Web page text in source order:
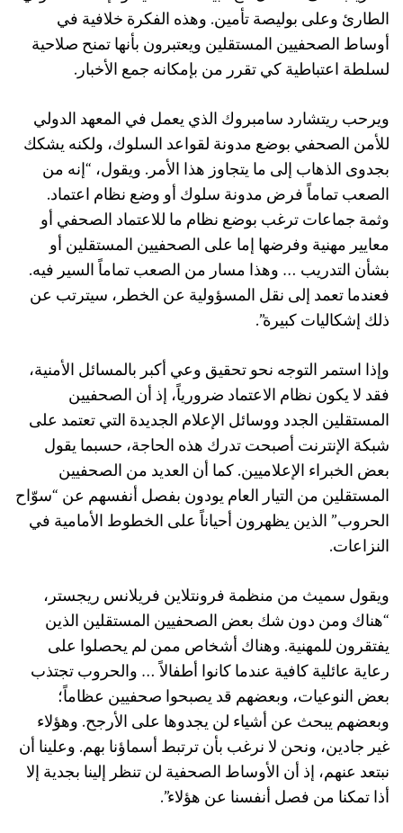
الطارئ وعلى بوليصة تأمين. وهذه الفكرة خلافية في
أوساط الصحفيين المستقلين ويعتبرون بأنها تمنح صلاحية
لسلطة اعتباطية كي تقرر من بإمكانه جمع الأخبار.
ويرحب ريتشارد سامبروك الذي يعمل في المعهد الدولي
للأمن الصحفي بوضع مدونة لقواعد السلوك، ولكنه يشكك
بجدوى الذهاب إلى ما يتجاوز هذا الأمر. ويقول، “إنه من
الصعب تماماً فرض مدونة سلوك أو وضع نظام اعتماد.
وثمة جماعات ترغب بوضع نظام ما للاعتماد الصحفي أو
معايير مهنية وفرضها إما على الصحفيين المستقلين أو
بشأن التدريب … وهذا مسار من الصعب تماماً السير فيه.
فعندما تعمد إلى نقل المسؤولية عن الخطر، سيترتب عن
ذلك إشكاليات كبيرة”.
وإذا استمر التوجه نحو تحقيق وعي أكبر بالمسائل الأمنية،
فقد لا يكون نظام الاعتماد ضرورياً، إذ أن الصحفيين
المستقلين الجدد ووسائل الإعلام الجديدة التي تعتمد على
شبكة الإنترنت أصبحت تدرك هذه الحاجة، حسبما يقول
بعض الخبراء الإعلاميين. كما أن العديد من الصحفيين
المستقلين من التيار العام يودون بفصل أنفسهم عن “سوّاح
الحروب” الذين يظهرون أحياناً على الخطوط الأمامية في
النزاعات.
ويقول سميث من منظمة فرونتلاين فريلانس ريجستر،
“هناك ومن دون شك بعض الصحفيين المستقلين الذين
يفتقرون للمهنية. وهناك أشخاص ممن لم يحصلوا على
رعاية عائلية كافية عندما كانوا أطفالاً … والحروب تجتذب
بعض النوعيات، وبعضهم قد يصبحوا صحفيين عظاماً؛
وبعضهم يبحث عن أشياء لن يجدوها على الأرجح. وهؤلاء
غير جادين، ونحن لا نرغب بأن ترتبط أسماؤنا بهم. وعلينا أن
نبتعد عنهم، إذ أن الأوساط الصحفية لن تنظر إلينا بجدية إلا
أذا تمكنا من فصل أنفسنا عن هؤلاء”.